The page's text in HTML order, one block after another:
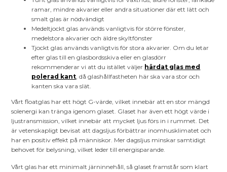
ramar, mindre akvarier eller andra situationer där ett lätt och
smalt glas är nödvändigt
Medeltjockt glas används vanligtvis för större fönster,
medelstora akvarier och äldre skyltfönster
Tjockt glas används vanligtvis för stora akvarier. Om du letar
efter glas till en glasbordsskiva eller en glasdörr
rekommenderar vi att du istället väljer härdat glas med
polerad kant, då glashållfastheten här ska vara stor och
kanten ska vara slät.
Vårt floatglas har ett högt G-värde, vilket innebär att en stor mängd
solenergi kan tränga igenom glaset. Glaset har även ett högt värde i
ljustransmission, vilket innebär att mycket ljus förs in i rummet. Det
är vetenskapligt bevisat att dagsljus förbättrar inomhusklimatet och
har en positiv effekt på människor. Mer dagsljus minskar samtidigt
behovet för belysning, vilket leder till energisparande.
Vårt glas har ett minimalt järninnehåll, så glaset framstår som klart